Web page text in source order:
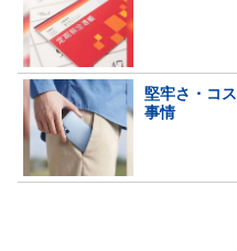
堅牢さ・コ
事情